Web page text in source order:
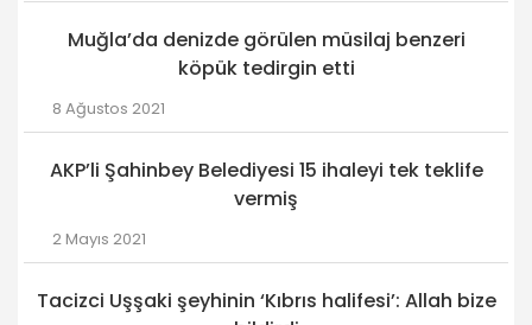
Muğla’da denizde görülen müsilaj benzeri
köpük tedirgin etti
8 Ağustos 2021
AKP’li Şahinbey Belediyesi 15 ihaleyi tek teklife
vermiş
2 Mayıs 2021
Tacizci Uşşaki şeyhinin ‘Kıbrıs halifesi’: Allah bize